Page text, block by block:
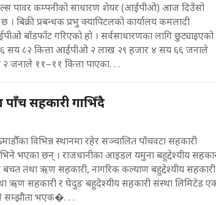
पावर कम्पनीको साधारण शेयर (आईपीओ) आज दिउँसो
। बिक्री प्रबन्धक प्रभु क्यापिटलको कार्यालय कमलादी
बाँडफाँट गरिएको हो । सर्वसाधारणका लागि छुट्याइएको
सय ८२ कित्ता आईपीओ २ लाख २९ हजार ४ सय ६६ जनाले
२ जनाले ११–११ कित्ता पाएका. . .
पाँच सहकारी गाभिँदै
विभिन्न स्थानमा रहेर सञ्चालित पाँचवटा सहकारी
भएका छन् । राजधानीका आइडल यमुना बहुद्देश्यीय
तथा ऋण सहकारी, नागरिक कल्याण बहुद्देश्यीय
ऋण सहकारी र घेदुङ बहुदेश्यीय सहकारी संस्था लिमिटेड
सम्झौता भएक�. . .